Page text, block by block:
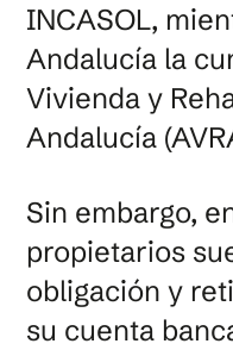
INCASOL,
Andalucía la
Vivienda y
Andalucía
Sin embargo,
propietarios
obligación y
su cuenta